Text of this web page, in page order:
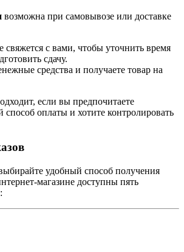
возможна при самовывозе или доставке
свяжется с вами, чтобы уточнить время
сдачу.
средства и получаете товар на
если вы предпочитаете
оплаты и хотите контролировать
удобный способ получения
магазине доступны пять